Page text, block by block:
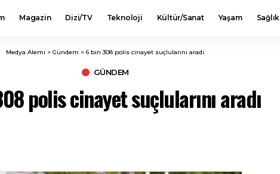
Magazin Dizi/TV Teknoloji Kültür/Sanat Yaşam Sağlık
Medya Alemi > Gündem > 6 bin 308 polis cinayet suçlularını aradı
GÜNDEM
polis cinayet suçlularını aradı